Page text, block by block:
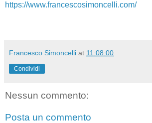
https://www.francescosimoncelli.com/
Francesco Simoncelli at 11:08:00
Condividi
Nessun commento:
Posta un commento